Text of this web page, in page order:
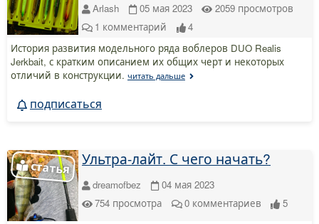
Arlash 05 мая 2023 2059 просмотров
1 комментарий
4
История развития модельного ряда воблеров DUO Realis
Jerkbait, с кратким описанием их общих черт и некоторых
отличий в конструкции. читать дальше
подписаться
Ультра-лайт. С чего начать?
dreamofbez
04 мая 2023
754 просмотра 0 комментариев 5